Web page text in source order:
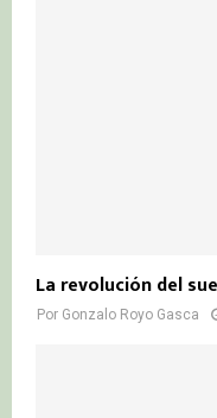
La revolución del
Por Gonzalo Royo Gasca